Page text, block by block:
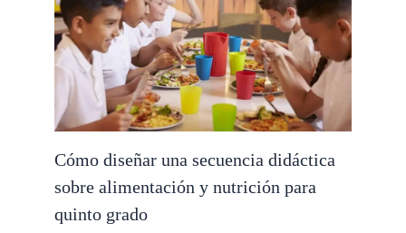
Cómo diseñar una secuencia didáctica
sobre alimentación y nutrición para
quinto grado